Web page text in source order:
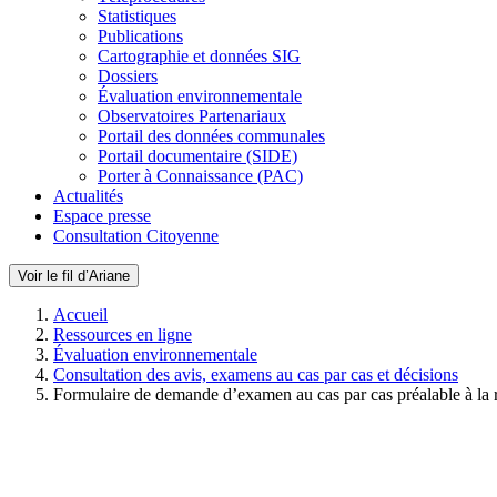
Statistiques
Publications
Cartographie et données SIG
Dossiers
Évaluation environnementale
Observatoires Partenariaux
Portail des données communales
Portail documentaire (SIDE)
Porter à Connaissance (PAC)
Actualités
Espace presse
Consultation Citoyenne
Voir le fil d’Ariane
Accueil
Ressources en ligne
Évaluation environnementale
Consultation des avis, examens au cas par cas et décisions
Formulaire de demande d’examen au cas par cas préalable à